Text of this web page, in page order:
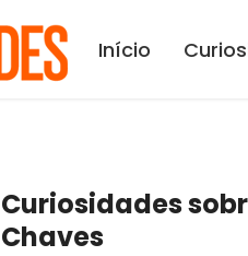
Início
Curiosidades
Chaves